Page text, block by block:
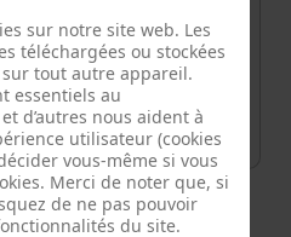
sur notre site web. Les
téléchargées ou stockées
tout autre appareil.
essentiels au
d’autres nous aident à
utilisateur (cookies
vous-même si vous
Merci de noter que, si
de ne pas pouvoir
du site.